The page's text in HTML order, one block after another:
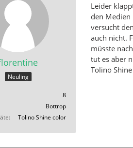
Neuling
8
Bottrop
Tolino Shine color
Leider
den Medien
versucht
auch nicht.
müsste
tut es aber
Tolino